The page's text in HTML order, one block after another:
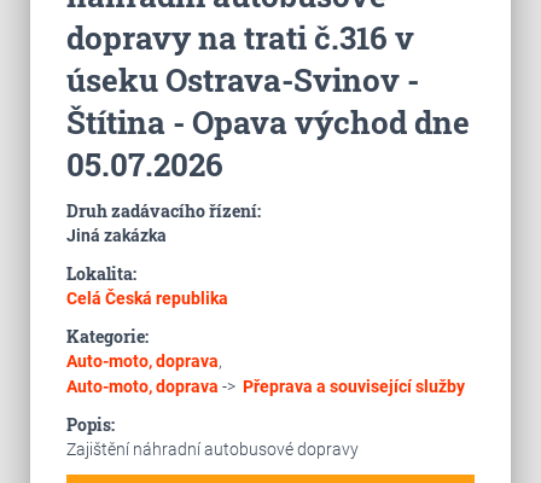
dopravy na trati č.316 v
úseku Ostrava-Svinov -
Štítina - Opava východ dne
05.07.2026
Druh zadávacího řízení:
Jiná zakázka
Lokalita:
Celá Česká republika
Kategorie:
Auto-moto, doprava,
Auto-moto, doprava -> Přeprava a související služby
Popis:
Zajištění náhradní autobusové dopravy